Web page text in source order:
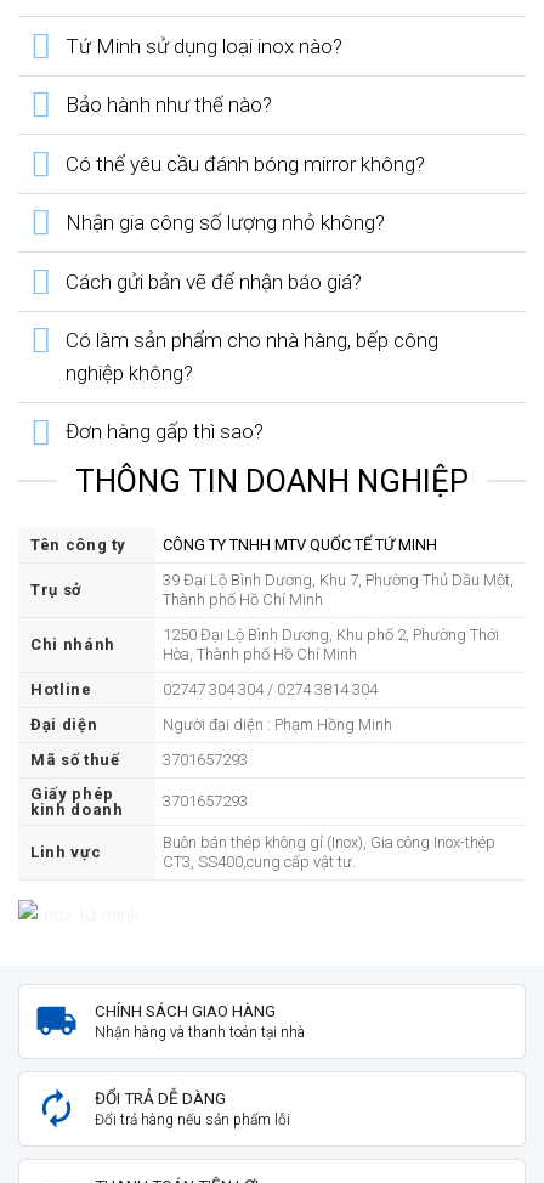
Tứ Minh sử dụng loại inox nào?
Bảo hành như thế nào?
Có thể yêu cầu đánh bóng mirror không?
Nhận gia công số lượng nhỏ không?
Cách gửi bản vẽ để nhận báo giá?
Có làm sản phẩm cho nhà hàng, bếp công
nghiệp không?
Đơn hàng gấp thì sao?
THÔNG TIN DOANH NGHIỆP
Tên công ty CÔNG TY TNHH MTV QUỐC TẾ TỨ MINH
Trụ sở
39 Đại Lộ Bình Dương, Khu 7, Phường Thủ Dầu Một,
Thành phố Hồ Chí Minh
Chi nhánh
1250 Đại Lộ Bình Dương, Khu phố 2, Phường Thới
Hòa, Thành phố Hồ Chí Minh
Hotline
02747 304 304 / 0274 3814 304
Đại diện
Người đại diện : Phạm Hồng Minh
Mã số thuế
3701657293
Giấy phép
kinh doanh
3701657293
Linh vực
Buôn bán thép không gỉ (Inox), Gia công Inox-thép
CT3, SS400,cung cấp vật tư.
CHÍNH SÁCH GIAO HÀNG
Nhận hàng và thanh toán tại nhà
ĐỔI TRẢ DỄ DÀNG
Đổi trả hàng nếu sản phẩm lỗi